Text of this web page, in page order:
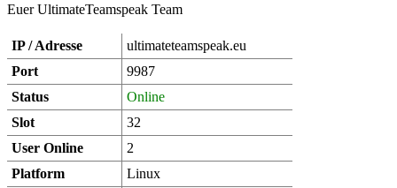
Euer UltimateTeamspeak Team
IP / Adresse
ultimateteamspeak.eu
Port
9987
Status
Online
Slot
32
User Online
2
Platform
Linux